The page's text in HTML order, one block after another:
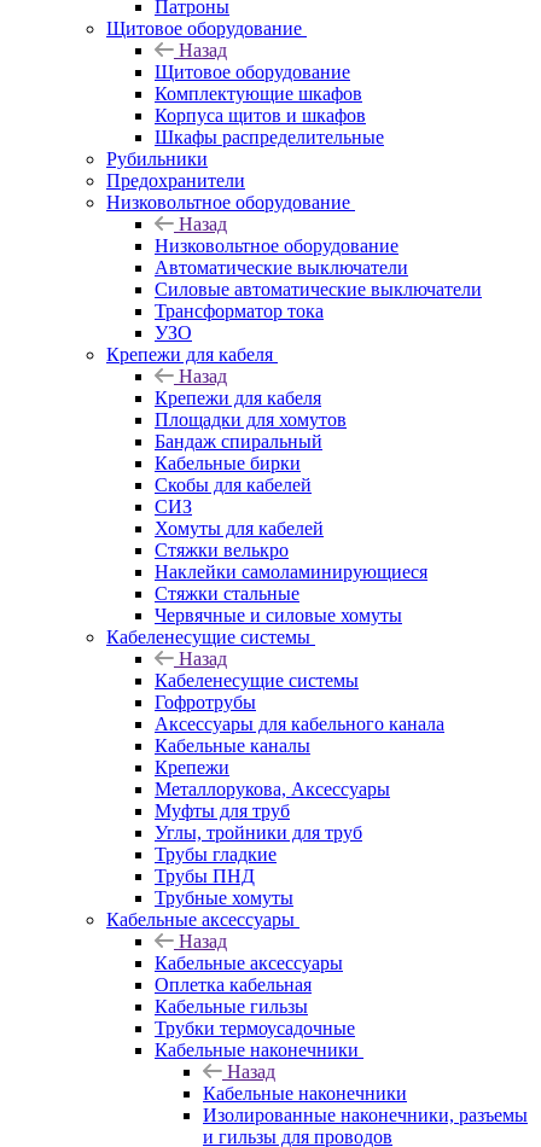
Патроны
Щитовое оборудование
Назад
Щитовое оборудование
Комплектующие шкафов
Корпуса щитов и шкафов
Шкафы распределительные
Рубильники
Предохранители
Низковольтное оборудование
Назад
Низковольтное оборудование
Автоматические выключатели
Силовые автоматические выключатели
Трансформатор тока
УЗО
Крепежи для кабеля
Назад
Крепежи для кабеля
Площадки для хомутов
Бандаж спиральный
Кабельные бирки
Cкобы для кабелей
СИЗ
Хомуты для кабелей
Стяжки велькро
Наклейки самоламинирующиеся
Стяжки стальные
Червячные и силовые хомуты
Кабеленесущие системы
Назад
Кабеленесущие системы
Гофротрубы
Аксессуары для кабельного канала
Кабельные каналы
Крепежи
Металлорукова, Аксессуары
Муфты для труб
Углы, тройники для труб
Трубы гладкие
Трубы ПНД
Трубные хомуты
Кабельные аксессуары
Назад
Кабельные аксессуары
Оплетка кабельная
Кабельные гильзы
Трубки термоусадочные
Кабельные наконечники
Назад
Кабельные наконечники
Изолированные наконечники, разъемы
и гильзы для проводов